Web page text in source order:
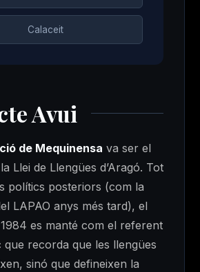
Calaceit
Avui
de Mequinensa va ser el
Llei de Llengües d’Aragó. Tot
polítics posteriors (com la
LAPAO anys més tard), el
es manté com el referent
que recorda que les llengües
sinó que defineixen la